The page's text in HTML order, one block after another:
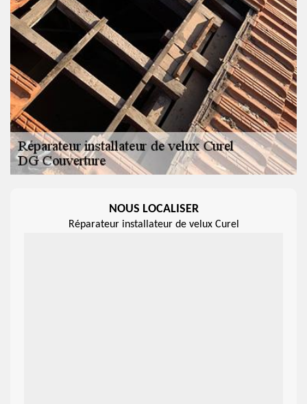
NOUS LOCALISER
Réparateur installateur de velux Curel